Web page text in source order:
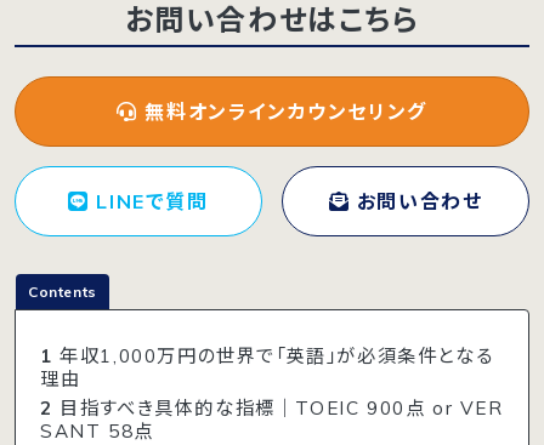
お問い合わせはこちら
無料オンラインカウンセリング
LINEで質問 お問い合わせ
Contents
1 年収1,000万円の世界で「英語」が必須条件となる
理由
2 目指すべき具体的な指標｜TOEIC 900点 or VER
SANT 58点